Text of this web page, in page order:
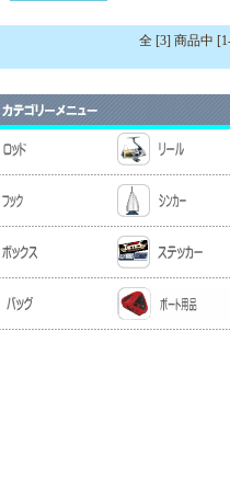
全 [3] 商品中